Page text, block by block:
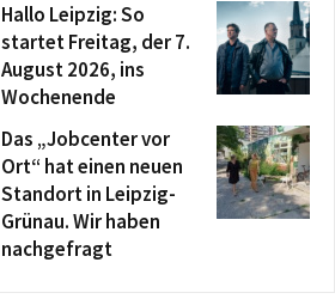
Hallo Leipzig: So
startet Freitag, der 7.
August 2026, ins
Wochenende
Das „Jobcenter vor
Ort“ hat einen neuen
Standort in Leipzig-
Grünau. Wir haben
nachgefragt